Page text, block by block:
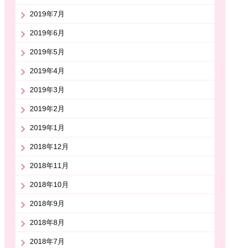
2019年7月
2019年6月
2019年5月
2019年4月
2019年3月
2019年2月
2019年1月
2018年12月
2018年11月
2018年10月
2018年9月
2018年8月
2018年7月